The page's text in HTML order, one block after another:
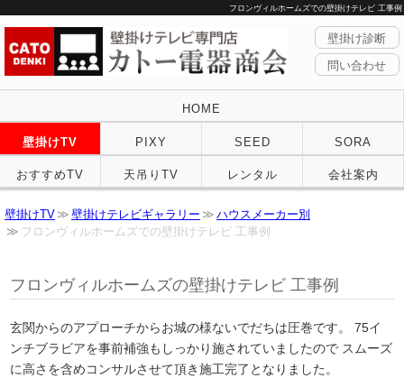
フロンヴィルホームズでの壁掛けテレビ 工事例
壁掛け診断
問い合わせ
HOME
壁掛けTV PIXY SEED SORA
おすすめTV 天吊りTV レンタル 会社案内
壁掛けTV 壁掛けテレビギャラリー
ハウスメーカー別
フロンヴィルホームズでの壁掛けテレビ 工事例
フロンヴィルホームズの壁掛けテレビ 工事例
玄関からのアプローチからお城の様ないでだちは圧巻です。 75イ
ンチブラビアを事前補強もしっかり施されていましたので スムーズ
に高さを含めコンサルさせて頂き施工完了となりました。